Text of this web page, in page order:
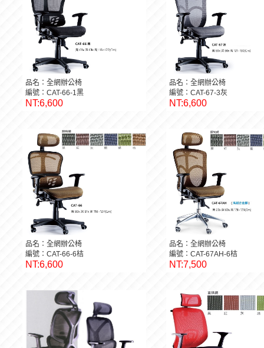
品名：全網辦公椅
編號：CAT-66-1黑
NT:6,600
品名：全網辦公椅
編號：CAT-67-3灰
NT:6,600
品名：全網辦公椅
編號：CAT-66-6桔
NT:6,600
品名：全網辦公椅
編號：CAT-67AH-6桔
NT:7,500